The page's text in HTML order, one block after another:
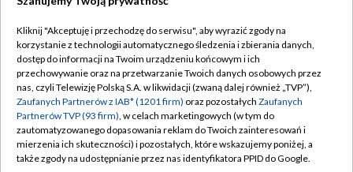
TVP
Abonament TVP
Emisja w TVP
Centrum informacji TVP
Naziemna Telewizja Cyfrowa
Regulamin TVP
Polityka prywatności
Moje zgody
Pomoc
Kliknij "Akceptuję i przechodzę do serwisu", aby wyrazić zgody na
korzystanie z technologii automatycznego śledzenia i zbierania danych,
dostęp do informacji na Twoim urządzeniu końcowym i ich
przechowywanie oraz na przetwarzanie Twoich danych osobowych przez
nas, czyli Telewizję Polską S.A. w likwidacji (zwaną dalej również „TVP”),
Zaufanych Partnerów z IAB* (1201 firm) oraz pozostałych Zaufanych
Partnerów TVP (93 firm), w celach marketingowych (w tym do
zautomatyzowanego dopasowania reklam do Twoich zainteresowań i
mierzenia ich skuteczności) i pozostałych, które wskazujemy poniżej, a
także zgody na udostępnianie przez nas identyfikatora PPID do Google.